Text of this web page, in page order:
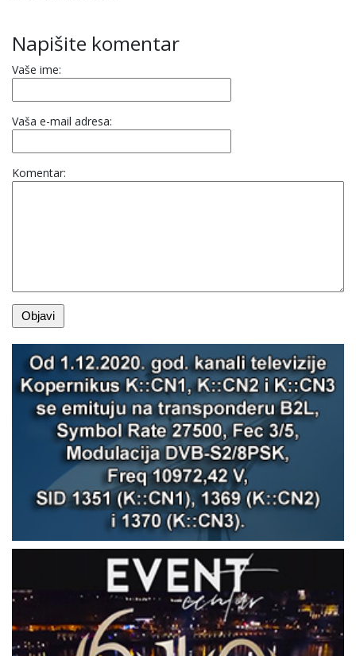
Napišite komentar
Vaše ime:
Vaša e-mail adresa:
Komentar: